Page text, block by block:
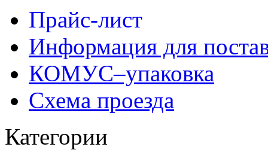
Прайс-лист
Информация для
КОМУС–упаковка
Схема проезда
Категории